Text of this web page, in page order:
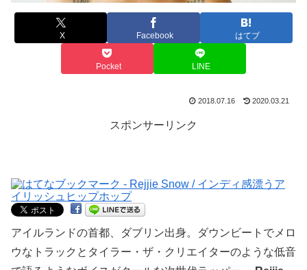
X Facebook はてブ
Pocket LINE
2018.07.16 2020.03.21
スポンサーリンク
アイルランドの首都、ダブリン出身。ダウンビートでメロ
ウなトラックとタイラー・ザ・クリエイターのような低音